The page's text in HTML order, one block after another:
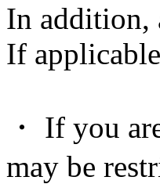
In addition,
If
・ If you
may be